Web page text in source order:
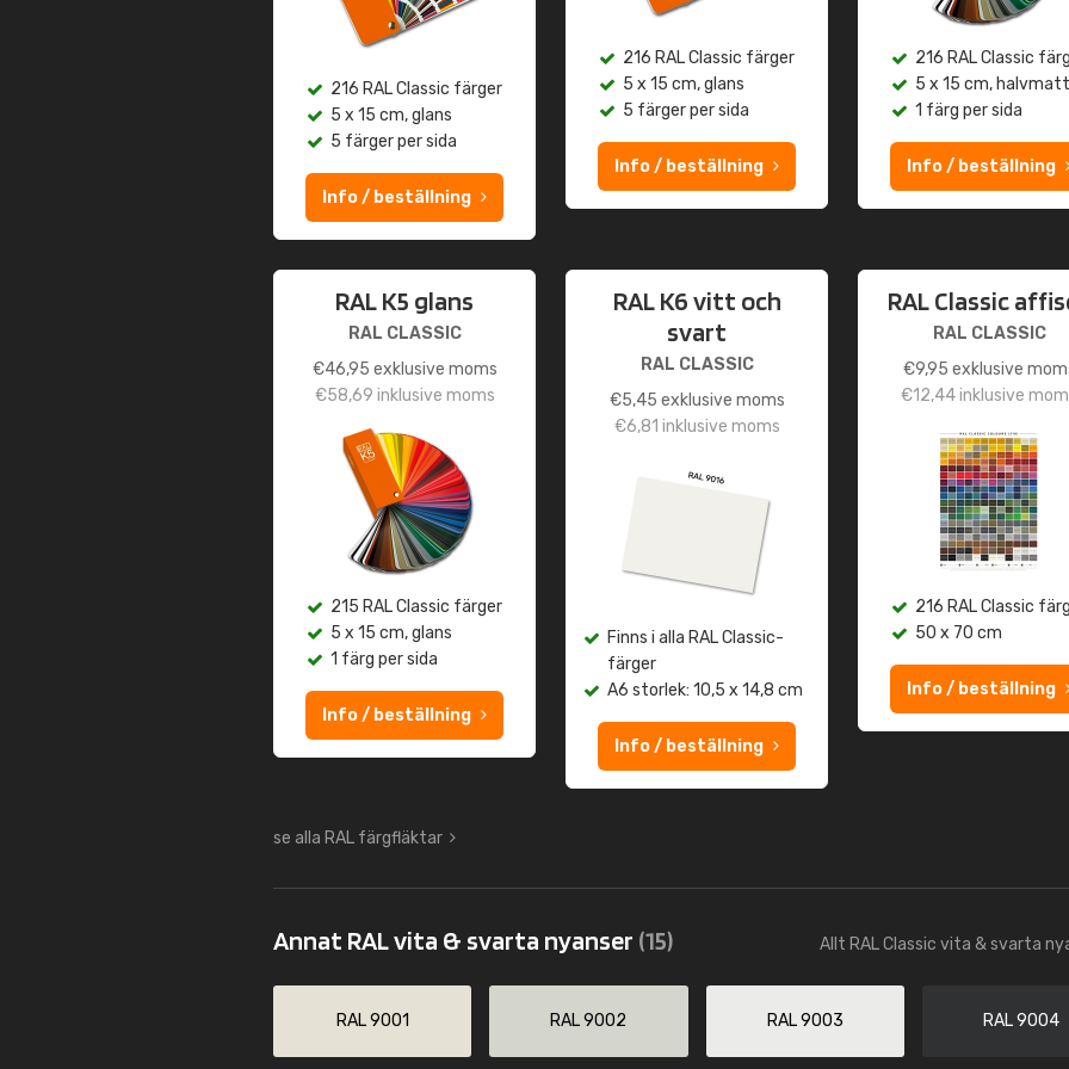
216 RAL Classic färger
5 x 15 cm, glans
5 färger per sida
Info / beställning
216 RAL Classic färger
5 x 15 cm, glans
5 färger per sida
Info / beställning
216 RAL Classic
5 x 15 cm, halvmatt
1 färg per sida
Info / beställning
RAL K5 glans
RAL CLASSIC
€46,95 exklusive moms
€58,69 inklusive moms
215 RAL Classic färger
5 x 15 cm, glans
1 färg per sida
Info / beställning
RAL K6 vitt och
svart
RAL CLASSIC
€5,45 exklusive moms
€6,81 inklusive moms
Finns i alla RAL Classic-
färger
A6 storlek: 10,5 x 14,8 cm
Info / beställning
RAL Classic
RAL CLASSIC
€9,95 exklusive
€12,44inklusive
216 RAL Classic
50 x 70 cm
Info / beställning
se alla RAL färgfläktar
Annat RAL vita & svarta nyanser (15) Allt RAL Classic vita & svarta
RAL 9001 RAL 9002 RAL 9003 RAL 9004